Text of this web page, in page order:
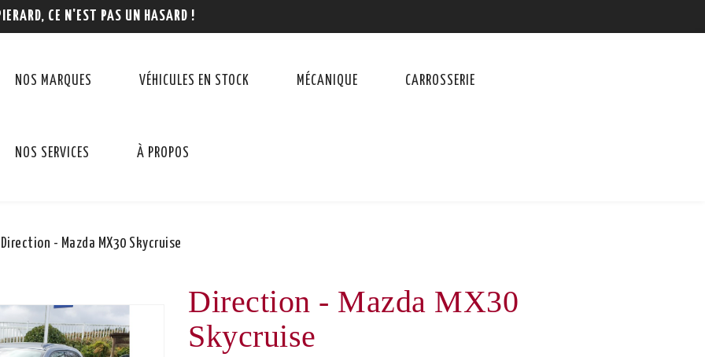
CE N'EST PAS UN HASARD !
NOS MARQUES VÉHICULES EN STOCK MÉCANIQUE CARROSSERIE
NOS SERVICES À PROPOS
Direction - Mazda MX30 Skycruise
Direction - Mazda MX30
Skycruise